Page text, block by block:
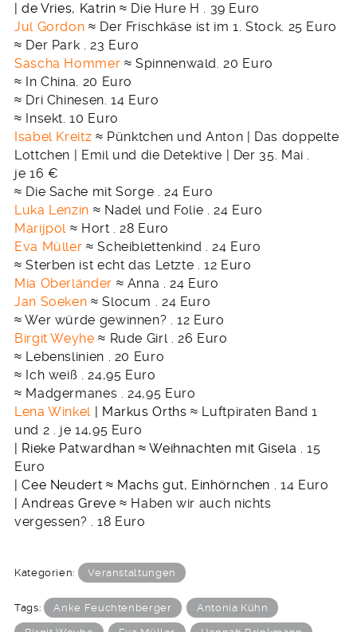
| de Vries, Katrin ≈ Die Hure H . 39 Euro
Jul Gordon ≈ Der Frischkäse ist im 1. Stock. 25 Euro
≈ Der Park . 23 Euro
Sascha Hommer ≈ Spinnenwald. 20 Euro
≈ In China. 20 Euro
≈ Dri Chinesen. 14 Euro
≈ Insekt. 10 Euro
Isabel Kreitz ≈ Pünktchen und Anton | Das doppelte
Lottchen | Emil und die Detektive | Der 35. Mai .
je 16 €
≈ Die Sache mit Sorge . 24 Euro
Luka Lenzin ≈ Nadel und Folie . 24 Euro
Marijpol ≈ Hort . 28 Euro
Eva Müller ≈ Scheiblettenkind . 24 Euro
≈ Sterben ist echt das Letzte . 12 Euro
Mia Oberländer ≈ Anna . 24 Euro
Jan Soeken ≈ Slocum . 24 Euro
≈ Wer würde gewinnen? . 12 Euro
Birgit Weyhe≈ Rude Girl . 26 Euro
≈ Lebenslinien . 20 Euro
≈ Ich weiß . 24,95 Euro
≈ Madgermanes . 24,95 Euro
Lena Winkel| Markus Orths ≈ Luftpiraten Band 1
und 2 . je 14,95 Euro
| Rieke Patwardhan ≈ Weihnachten mit Gisela .15
Euro
| Cee Neudert ≈ Machs gut, Einhörnchen . 14 Euro
| Andreas Greve ≈ Haben wir auch nichts
vergessen? . 18 Euro
Kategorien: Veranstaltungen
Tags: Anke Feuchtenberger Antonia Kühn